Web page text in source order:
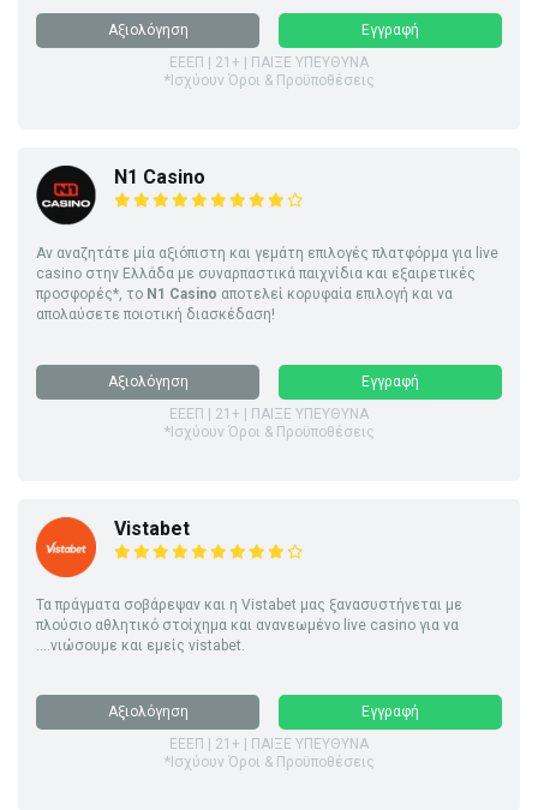
Αξιολόγηση
Εγγραφή
ΕΕΕΠ | 21+ | ΠΑΙΞΕ ΥΠΕΥΘΥΝΑ
*Ισχύουν Όροι & Προϋποθέσεις
N1 Casino
Αν αναζητάτε μία αξιόπιστη και γεμάτη επιλογές πλατφόρμα για live
casino στην Ελλάδα με συναρπαστικά παιχνίδια και εξαιρετικές
προσφορές*, το N1 Casino αποτελεί κορυφαία επιλογή και να
απολαύσετε ποιοτική διασκέδαση!
Αξιολόγηση
Εγγραφή
ΕΕΕΠ | 21+ | ΠΑΙΞΕ ΥΠΕΥΘΥΝΑ
*Ισχύουν Όροι & Προϋποθέσεις
Vistabet
Τα πράγματα σοβάρεψαν και η Vistabet μας ξανασυστήνεται με
πλούσιο αθλητικό στοίχημα και ανανεωμένο live casino για να
....νιώσουμε και εμείς vistabet.
Αξιολόγηση
Εγγραφή
ΕΕΕΠ | 21+ | ΠΑΙΞΕ ΥΠΕΥΘΥΝΑ
*Ισχύουν Όροι & Προϋποθέσεις